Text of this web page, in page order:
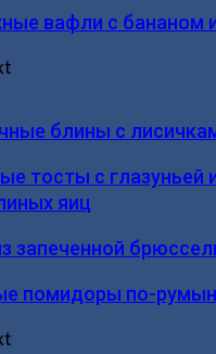
вафли с бананом
блины с
тосты с глазуньей
яиц
запеченной
помидоры по-